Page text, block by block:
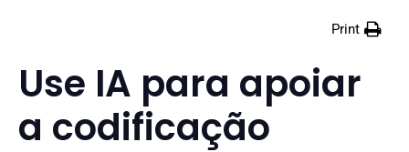
Print
Use IA para apoiar
a codificação